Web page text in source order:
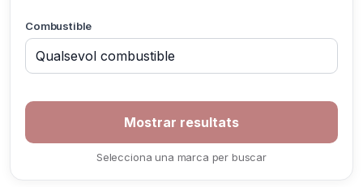
Combustible
Selecciona una marca per buscar